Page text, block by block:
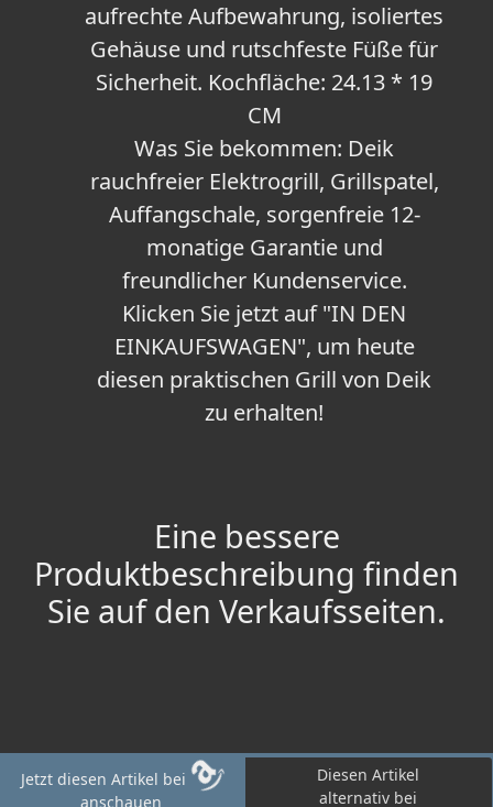
aufrechte Aufbewahrung, isoliertes
Gehäuse und rutschfeste Füße für
Sicherheit. Kochfläche: 24.13 * 19
CM
Was Sie bekommen: Deik
rauchfreier Elektrogrill, Grillspatel,
Auffangschale, sorgenfreie 12-
monatige Garantie und
freundlicher Kundenservice.
Klicken Sie jetzt auf "IN DEN
EINKAUFSWAGEN", um heute
diesen praktischen Grill von Deik
zu erhalten!
Eine bessere
Produktbeschreibung finden
Sie auf den Verkaufsseiten.
Jetzt diesen Artikel bei
anschauen
Diesen Artikel
alternativ bei